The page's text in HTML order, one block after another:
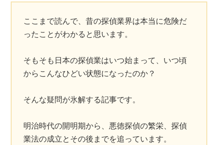
ここまで読んで、昔の探偵業界は本当に危険だ
ったことがわかると思います。
そもそも日本の探偵業はいつ始まって、いつ頃
からこんなひどい状態になったのか？
そんな疑問が氷解する記事です。
明治時代の開明期から、悪徳探偵の繁栄、探偵
業法の成立とその後までを追っています。